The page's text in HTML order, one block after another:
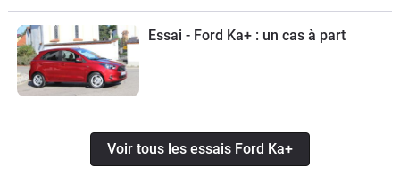
Essai - Ford Ka+ : un cas à part
Voir tous les essais Ford Ka+